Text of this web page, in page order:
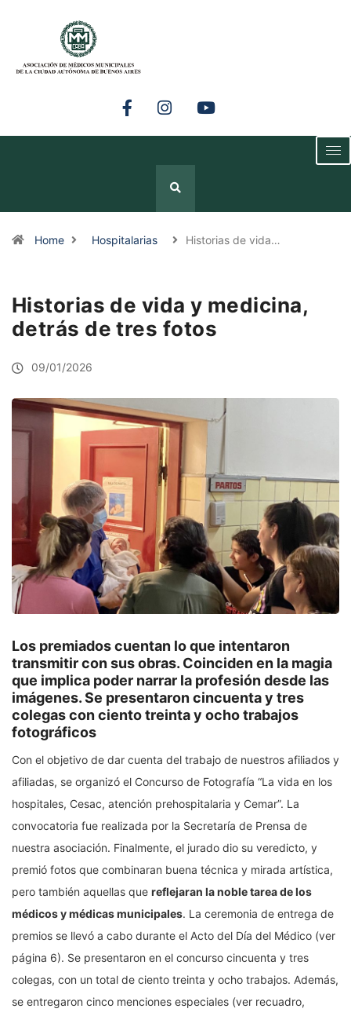
Home Hospitalarias Historias de vida…
Historias de vida y medicina,
detrás de tres fotos
09/01/2026
Los premiados cuentan lo que intentaron
transmitir con sus obras. Coinciden en la magia
que implica poder narrar la profesión desde las
imágenes. Se presentaron cincuenta y tres
colegas con ciento treinta y ocho trabajos
fotográficos
Con el objetivo de dar cuenta del trabajo de nuestros afiliados y
afiliadas, se organizó el Concurso de Fotografía “La vida en los
hospitales, Cesac, atención prehospitalaria y Cemar”. La
convocatoria fue realizada por la Secretaría de Prensa de
nuestra asociación. Finalmente, el jurado dio su veredicto, y
premió fotos que combinaran buena técnica y mirada artística,
pero también aquellas que reflejaran la noble tarea de los
médicos y médicas municipales. La ceremonia de entrega de
premios se llevó a cabo durante el Acto del Día del Médico (ver
página 6). Se presentaron en el concurso cincuenta y tres
colegas, con un total de ciento treinta y ocho trabajos. Además,
se entregaron cinco menciones especiales (ver recuadro,